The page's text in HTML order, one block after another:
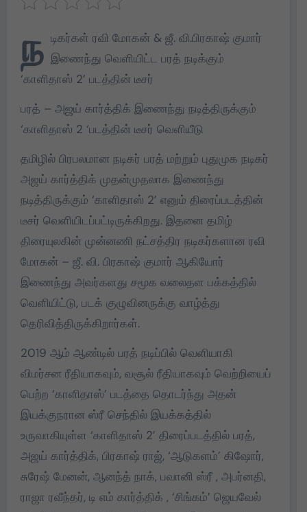
ந டிகர்கள் ரவி மோகன் & ஜீ. வி.பிரகாஷ் குமார்
இணைந்து வெளியிட்ட பரத் நடிக்கும்
‘காளிதாஸ் 2’ படத்தின் டீசர்
பரத் – அஜய் கார்த்திக் இணைந்து நடித்திருக்கும்
‘காளிதாஸ் 2 ‘படத்தின் டீசர் வெளியீடு
தமிழில் பிரபலமான நடிகர் பரத் மற்றும் புதுமுக நடிகர்
அஜய் கார்த்திக் முதன்முதலாக இணைந்து
நடித்திருக்கும் ‘காளிதாஸ் 2’ எனும் திரைப்படத்தின்
டீசர் வெளியிடப்பட்டிருக்கிறது. இதனை தமிழ்
திரையுலகின் முன்னணி நட்சத்திர நடிகர்களான ரவி
மோகன் – ஜீ. வி. பிரகாஷ் குமார் ஆகியோர்
இணைந்து அவர்களது சமூக வலைதள பக்கத்தில்
வெளியிட்டு, படக் குழுவினருக்கு வாழ்த்து
தெரிவித்திருக்கிறார்கள்.
2019 ஆம் ஆண்டில் பரத் நடிப்பில் வெளியாகி
விமர்சன ரீதியாகவும், வசூல் ரீதியாகவும் வெற்றியைப்
பெற்ற ‘காளிதாஸ்’ படத்தை தொடர்ந்து அதன்
இயக்குநரான ஸ்ரீ செந்தில் இயக்கத்தில்
உருவாகியுள்ள ‘காளிதாஸ் 2’ திரைப்படத்தில் பரத்,
அஜய் கார்த்திக், பிரகாஷ் ராஜ், ‘ஆடுகளம்’ கிஷோர்,
சுரேஷ் மேனன், ஆனந்த் நாக், பவானி ஸ்ரீ , அபர்னதி,
ராஜா ரவீந்தர், டி எம் கார்த்திக் , ‘சிங்கம்’ ஜெயவேல்